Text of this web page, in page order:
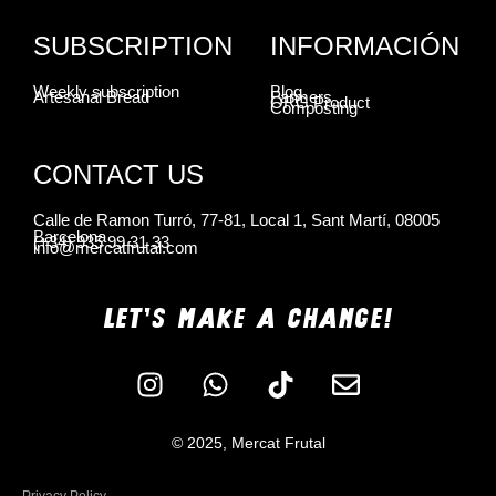
SUBSCRIPTION
Weekly subscription
Artesanal Bread
INFORMACIÓN
Blog
Farmers
ORG Product
Composting
CONTACT US
Calle de Ramon Turró, 77-81, Local 1, Sant Martí, 08005
Barcelona
(+34) 935 99 31 33
info@mercatfrutal.com
LET'S MAKE A CHANGE!
© 2025, Mercat Frutal